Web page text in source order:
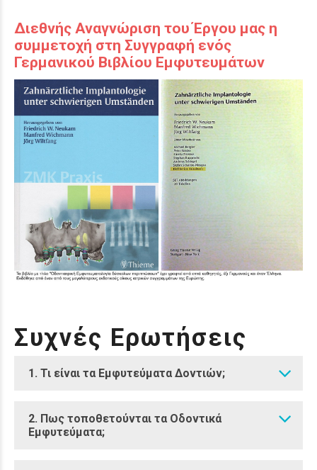
Διεθνής Αναγνώριση του Έργου μας η
συμμετοχή στη Συγγραφή ενός
Γερμανικού Βιβλίου Εμφυτευμάτων
Συχνές Ερωτήσεις
1. Τι είναι τα Εμφυτεύματα Δοντιών;
2. Πως τοποθετούνται τα Οδοντικά
Εμφυτεύματα;